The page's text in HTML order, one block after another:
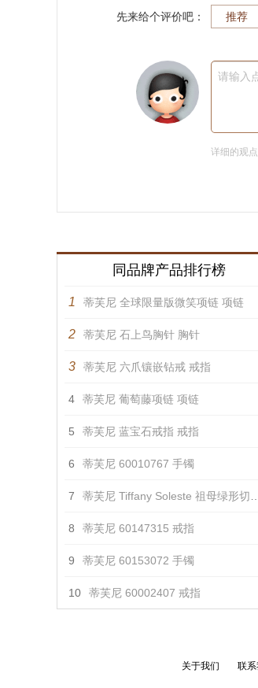
先来给个评价吧： 推荐
请输入
详细的观
同品牌产品排行榜
1 蒂芙尼 全球限量版微笑项链 项链
2 蒂芙尼 石上鸟胸针 胸针
3 蒂芙尼 六爪镶嵌钻戒 戒指
4 蒂芙尼 葡萄藤项链 项链
5 蒂芙尼 蓝宝石戒指 戒指
6 蒂芙尼 60010767 手镯
7 蒂芙尼 Tiffany Soleste 祖母绿形切割钻戒 戒指
8 蒂芙尼 60147315 戒指
9 蒂芙尼 60153072 手镯
10 蒂芙尼 60002407 戒指
关于我们 联系